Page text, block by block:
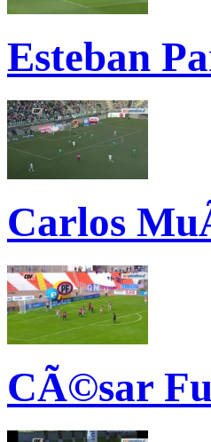
Esteban
Carlos
CÃ©sar